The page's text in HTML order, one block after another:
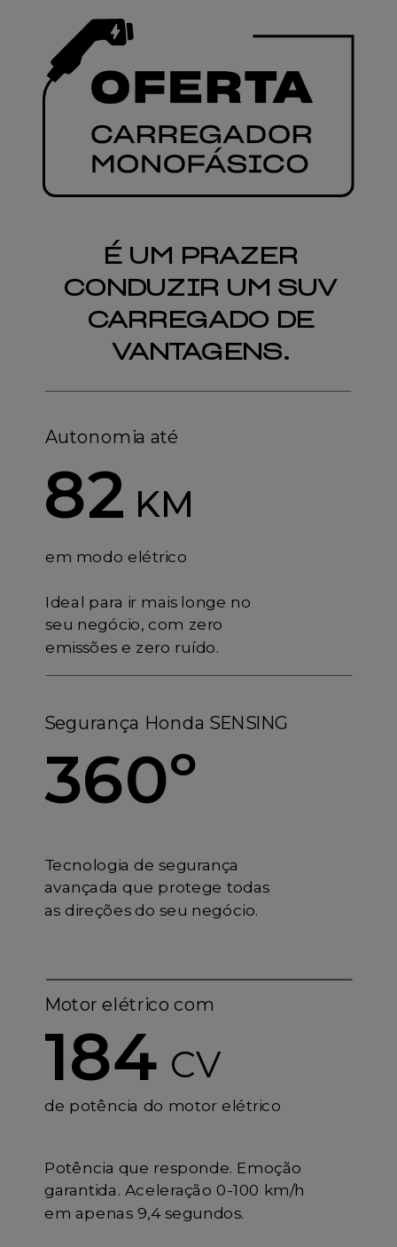
É UM PRAZER
CONDUZIR UM SUV
CARREGADO DE
VANTAGENS.
Autonomia até
82 KM
em modo elétrico
Ideal para ir mais longe no
seu negócio, com zero
emissões e zero ruído.
Segurança Honda SENSING
360º
Tecnologia de segurança
avançada que protege todas
as direções do seu negócio.
184 CV
de potência do motor elétrico
Potência que responde. Emoção
garantida. Aceleração 0-100 km/h
em apenas 9,4 segundos.
Motor elétrico com